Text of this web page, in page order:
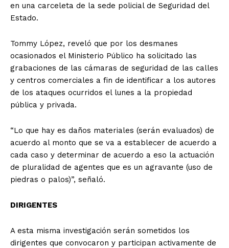
en una carceleta de la sede policial de Seguridad del
Estado.
Tommy López, reveló que por los desmanes
ocasionados el Ministerio Público ha solicitado las
grabaciones de las cámaras de seguridad de las calles
y centros comerciales a fin de identificar a los autores
de los ataques ocurridos el lunes a la propiedad
pública y privada.
“Lo que hay es daños materiales (serán evaluados) de
acuerdo al monto que se va a establecer de acuerdo a
cada caso y determinar de acuerdo a eso la actuación
de pluralidad de agentes que es un agravante (uso de
piedras o palos)”, señaló.
DIRIGENTES
A esta misma investigación serán sometidos los
dirigentes que convocaron y participan activamente de